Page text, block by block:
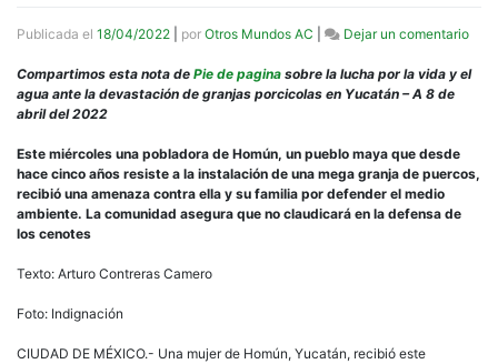
Publicada el 18/04/2022 por Otros Mundos AC Dejar un comentarioen
Las
Compartimos esta nota de Pie de pagina sobre la lucha por la vida y el
agua ante la devastación de granjas porcicolas en Yucatán – A 8 de
abril del 2022
Este miércoles una pobladora de Homún, un pueblo maya que desde
hace cinco años resiste a la instalación de una mega granja de puercos,
recibió una amenaza contra ella y su familia por defender el medio
ambiente. La comunidad asegura que no claudicará en la defensa de
los cenotes
Texto: Arturo Contreras Camero
Foto: Indignación
CIUDAD DE MÉXICO.- Una mujer de Homún, Yucatán, recibió este